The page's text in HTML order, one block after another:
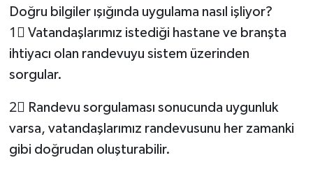
Doğru bilgiler ışığında uygulama nasıl işliyor?
1⃣ Vatandaşlarımız istediği hastane ve branşta
ihtiyacı olan randevuyu sistem üzerinden
sorgular.
2⃣ Randevu sorgulaması sonucunda uygunluk
varsa, vatandaşlarımız randevusunu her zamanki
gibi doğrudan oluşturabilir.